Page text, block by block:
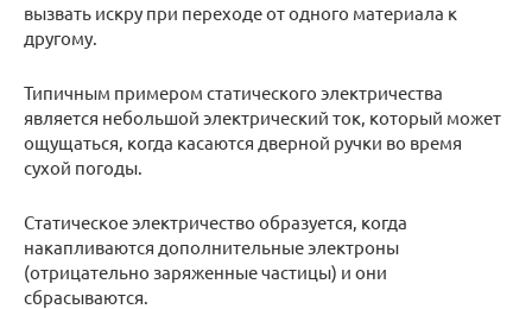
вызвать искру при переходе от одного материала к
другому.
Типичным примером статического электричества
является небольшой электрический ток, который может
ощущаться, когда касаются дверной ручки во время
сухой погоды.
Статическое электричество образуется, когда
накапливаются дополнительные электроны
(отрицательно заряженные частицы) и они
сбрасываются.